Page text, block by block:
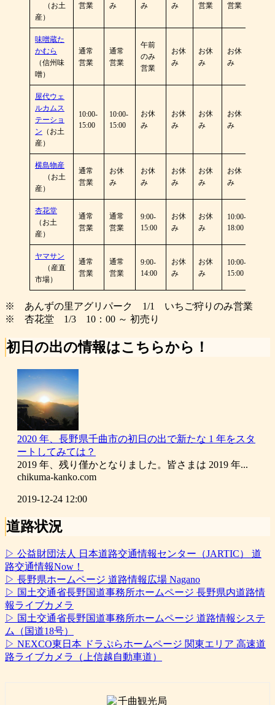
（お土
産）
営業
み
み
み
営業
営業
味噌蔵た
かむら
（信州味
噌）
通常
営業
通常
営業
午前
のみ
営業
お休
み
お休
み
お休
み
屋代ウェ
ルカムス
テーショ
ン （お土
産）
10:00-
15:00
10:00-
15:00
お休
み
お休
み
お休
み
お休
み
横島物産
（お土
産）
通常
営業
お休
み
お休
み
お休
み
お休
み
お休
み
杏花堂
（お土
産）
通常
営業
通常
営業
9:00-
15:00
お休
み
お休
み
10:00-
18:00
ヤマサン
（産直
市場）
通常
営業
通常
営業
9:00-
14:00
お休
み
お休
み
10:00-
15:00
※ あんずの里アグリパーク 1/1 いちご狩りのみ営業
※ 杏花堂 1/3 10：00 ～ 初売り
初日の出の情報はこちらから！
2020 年、長野県千曲市の初日の出で新たな 1 年をスタ
ートしてみては？
2019 年、残り僅かとなりました。皆さまは 2019 年...
chikuma-kanko.com
2019-12-24 12:00
道路状況
▷ 公益財団法人 日本道路交通情報センター（JARTIC） 道
路交通情報Now！
▷ 長野県ホームページ 道路情報広場 Nagano
▷ 国土交通省長野国道事務所ホームページ 長野県内道路情
報ライブカメラ
▷ 国土交通省長野国道事務所ホームページ 道路情報システ
ム（国道18号）
▷ NEXCO東日本 ドラぷらホームページ 関東エリア 高速道
路ライブカメラ（上信越自動車道）